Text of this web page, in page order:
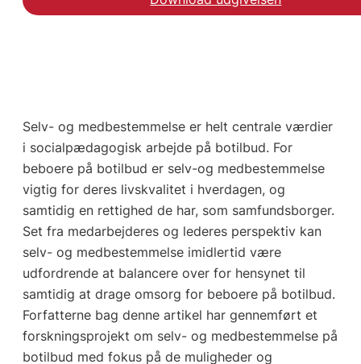
Selv- og medbestemmelse er helt centrale værdier
i socialpædagogisk arbejde på botilbud. For
beboere på botilbud er selv-og medbestemmelse
vigtig for deres livskvalitet i hverdagen, og
samtidig en rettighed de har, som samfundsborger.
Set fra medarbejderes og lederes perspektiv kan
selv- og medbestemmelse imidlertid være
udfordrende at balancere over for hensynet til
samtidig at drage omsorg for beboere på botilbud.
Forfatterne bag denne artikel har gennemført et
forskningsprojekt om selv- og medbestemmelse på
botilbud med fokus på de muligheder og